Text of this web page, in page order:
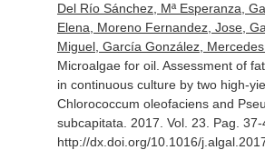
Del Río Sánchez, Mª Esperanza,
Elena, Moreno Fernandez, Jose,
Miguel, García González,
Microalgae for oil. Assessment of
in continuous culture by two high-
Chlorococcum oleofaciens and
subcapitata. 2017. Vol. 23. Pag. 37-
http://dx.doi.org/10.1016/